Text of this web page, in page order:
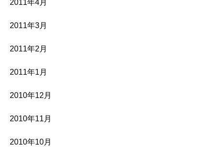
2011年4月
2011年3月
2011年2月
2011年1月
2010年12月
2010年11月
2010年10月